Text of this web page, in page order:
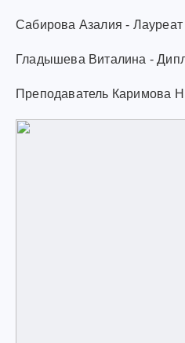
Сабирова Азалия - Лауреат
Гладышева Виталина -
Преподаватель Каримова